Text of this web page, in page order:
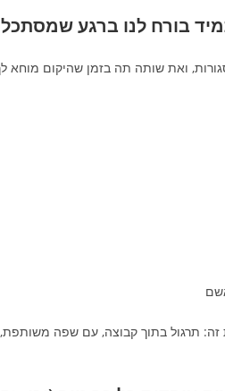
בורח לנו ברגע
ואת שותה תה בזמן שהיקום מוחא
זה: תרגול בתוך קבוצה, עם שפה